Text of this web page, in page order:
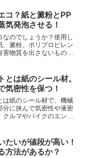
になければアマゾンな
が便利でしょう。
コ？紙と澱粉とPP
気発泡させる！
なのでしょうか？使用し
、澱粉、ポリプロピレン
害物質を出さないもので
です。紙発泡材は環境
言えそうですね！
とは紙のシール材。
気密性を保つ！
は紙のシール材で、機械
分に挟んで気密性や液密
クルマやバイクのエンジ
の違い。なお紙ガスケッ
ない方がいいです。
たいが値段が高い！
方法があるか？